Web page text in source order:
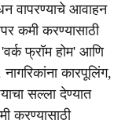
वापरण्याचे आवाहन
कमी करण्यासाठी
फ्रॉम होम' आणि
कारपूलिंग,
सल्ला देण्यात
करण्यासाठी